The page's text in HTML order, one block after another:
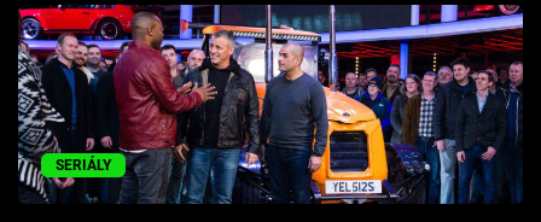
SERIÁLY